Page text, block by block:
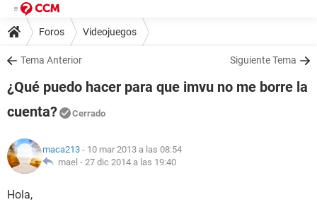
Foros Videojuegos
Tema Anterior Siguiente Tema
¿Qué puedo hacer para que imvu no me borre la
cuenta?
Cerrado
maca213 - 10 mar 2013 a las 08:54
mael - 27 dic 2014 a las 19:40
Hola,